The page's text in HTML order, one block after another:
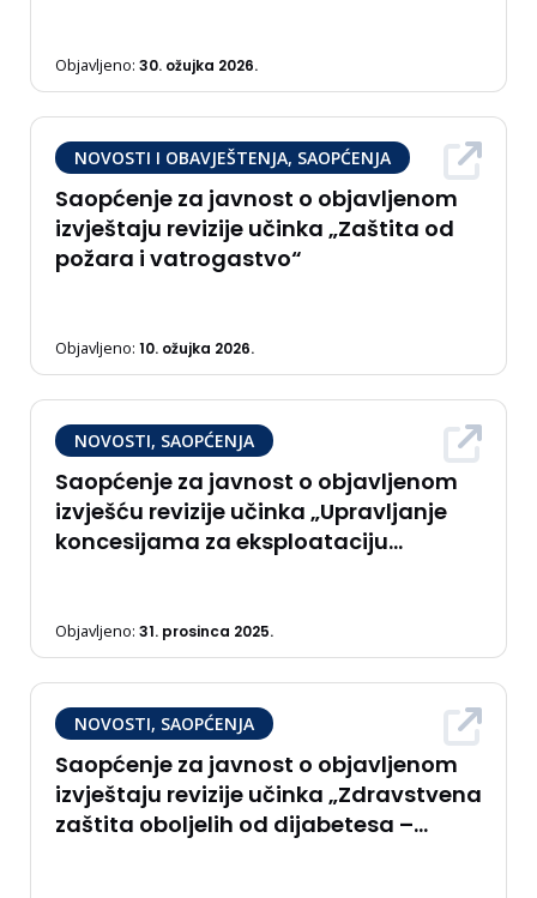
Objavljeno: 30. ožujka 2026.
NOVOSTI I OBAVJEŠTENJA, SAOPĆENJA
Saopćenje za javnost o objavljenom
izvještaju revizije učinka „Zaštita od
požara i vatrogastvo“
Objavljeno: 10. ožujka 2026.
NOVOSTI, SAOPĆENJA
Saopćenje za javnost o objavljenom
izvješću revizije učinka „Upravljanje
koncesijama za eksploataciju
Objavljeno: 31. prosinca 2025.
NOVOSTI, SAOPĆENJA
Saopćenje za javnost o objavljenom
izvještaju revizije učinka „Zdravstvena
zaštita oboljelih od dijabetesa –